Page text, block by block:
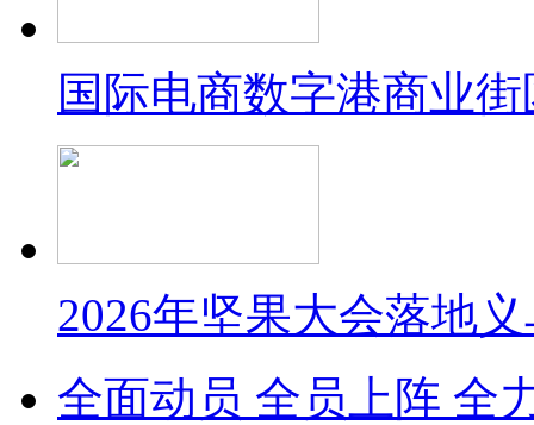
国际电商数字港商业
2026年坚果大会落地
全面动员 全员上阵 全